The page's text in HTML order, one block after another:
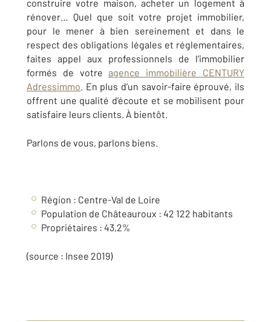
construire votre maison, acheter un logement à
rénover… Quel que soit votre projet immobilier,
pour le mener à bien sereinement et dans le
respect des obligations légales et réglementaires,
faites appel aux professionnels de l’immobilier
formés de votreagence immobilière CENTURY
Adressimmo. En plus d’un savoir-faire éprouvé, ils
offrent une qualité d’écoute et se mobilisent pour
satisfaire leurs clients. À bientôt.
Parlons de vous, parlons biens.
Région : Centre-Val de Loire
Population de Châteauroux : 42 122 habitants
Propriétaires : 43,2%
(source : Insee 2019)